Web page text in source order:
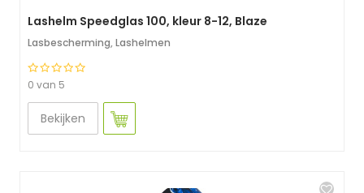
Lashelm Speedglas 100, kleur 8-12, Blaze
Lasbescherming, Lashelmen
0 van 5
Bekijken